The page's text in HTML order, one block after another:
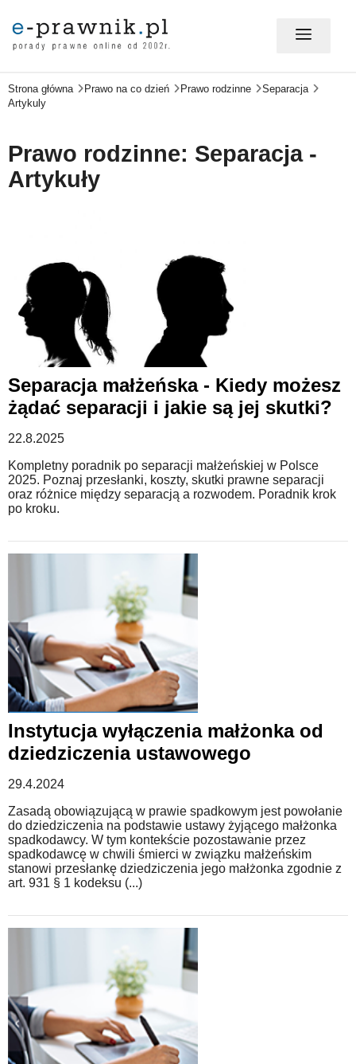
MÓJ E-PRAWNIK - LOGOWANIE
PORADY PRAWNE ONLINE
PRAWO W BIZNESIE
ZMIANY W PRAWIE
WZORY DOKUMENTÓW
FORUM PRAWNE
Strona główna Prawo na co dzień Prawo rodzinne
Separacja
Artykuly
Prawo rodzinne: Separacja -
Artykuły
Separacja małżeńska - Kiedy możesz
żądać separacji i jakie są jej skutki?
22.8.2025
Kompletny poradnik po separacji małżeńskiej w Polsce
2025. Poznaj przesłanki, koszty, skutki prawne separacji
oraz różnice między separacją a rozwodem. Poradnik krok
po kroku.
Instytucja wyłączenia małżonka od
dziedziczenia ustawowego
29.4.2024
Zasadą obowiązującą w prawie spadkowym jest powołanie
do dziedziczenia na podstawie ustawy żyjącego małżonka
spadkodawcy. W tym kontekście pozostawanie przez
spadkodawcę w chwili śmierci w związku małżeńskim
stanowi przesłankę dziedziczenia jego małżonka zgodnie z
art. 931 § 1 kodeksu (...)